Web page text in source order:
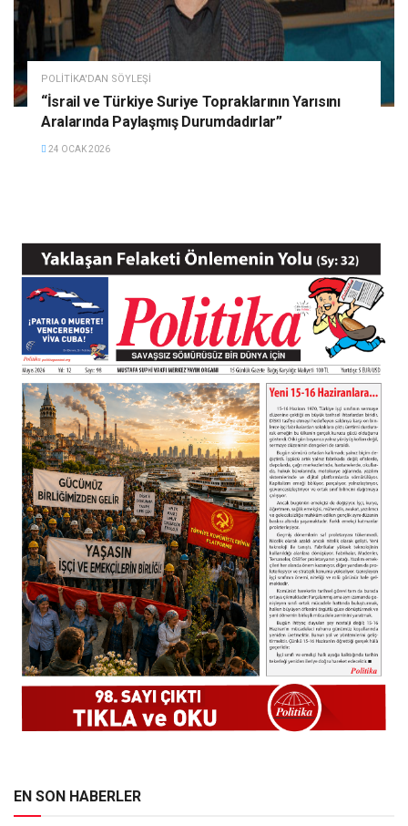
POLITIKA'DAN SÖYLEŞI
“İsrail ve Türkiye Suriye Topraklarının Yarısını
Aralarında Paylaşmış Durumdadırlar”
24 OCAK 2026
EN SON HABERLER